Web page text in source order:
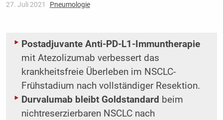
27. Juli 2021 Pneumologie
Postadjuvante Anti-PD-L1-Immuntherapie
mit Atezolizumab verbessert das
krankheitsfreie Überleben im NSCLC-
Frühstadium nach vollständiger Resektion.
Durvalumab bleibt Goldstandard beim
nichtreserzierbaren NSCLC nach